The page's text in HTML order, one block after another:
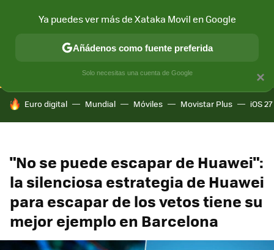
CONECTIVIDAD MÓVIL Y SOCIEDAD APLICACIONES
HOY SE HABLA DE
Euro digital Mundial Móviles Movistar Plus iOS 27
"No se puede escapar de Huawei":
la silenciosa estrategia de Huawei
para escapar de los vetos tiene su
mejor ejemplo en Barcelona
×
Ya puedes ver más de Xataka Movil en Google
Añádenos como fuente preferida
Solo necesitas una cuenta de Google